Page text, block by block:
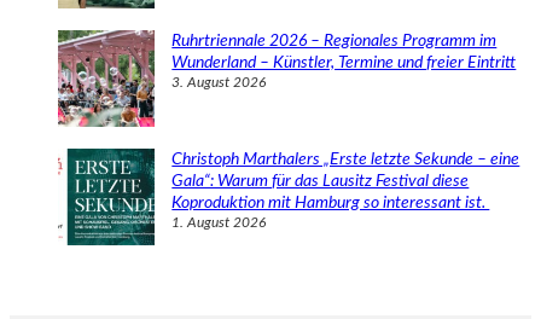
Ruhrtriennale 2026 – Regionales Programm im
Wunderland – Künstler, Termine und freier Eintritt
3. August 2026
Christoph Marthalers „Erste letzte Sekunde – eine
Gala“: Warum für das Lausitz Festival diese
Koproduktion mit Hamburg so interessant ist.
1. August 2026